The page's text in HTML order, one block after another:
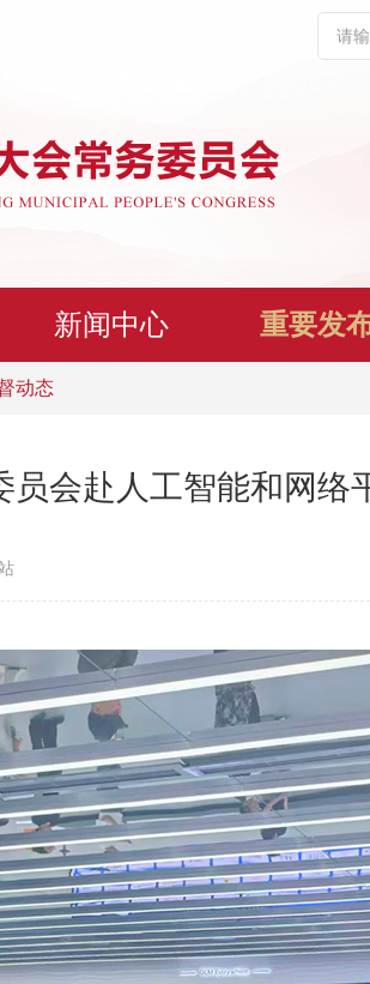
新闻中心 重要发
动态
员会赴人工智能和网